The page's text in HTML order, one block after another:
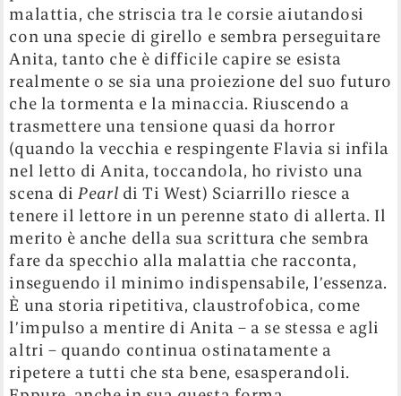
malattia, che striscia tra le corsie aiutandosi
con una specie di girello e sembra perseguitare
Anita, tanto che è difficile capire se esista
realmente o se sia una proiezione del suo futuro
che la tormenta e la minaccia. Riuscendo a
trasmettere una tensione quasi da horror
(quando la vecchia e respingente Flavia si infila
nel letto di Anita, toccandola, ho rivisto una
scena diPearl di Ti West) Sciarrillo riesce a
tenere il lettore in un perenne stato di allerta. Il
merito è anche della sua scrittura che sembra
fare da specchio alla malattia che racconta,
inseguendo il minimo indispensabile, l’essenza.
È una storia ripetitiva, claustrofobica, come
l’impulso a mentire di Anita – a se stessa e agli
altri – quando continua ostinatamente a
ripetere a tutti che sta bene, esasperandoli.